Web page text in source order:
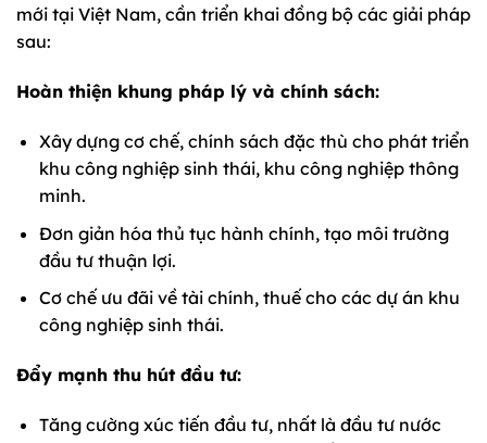
mới tại Việt Nam, cần triển khai đồng bộ các giải pháp
sau:
Hoàn thiện khung pháp lý và chính sách:
Xây dựng cơ chế, chính sách đặc thù cho phát triển
khu công nghiệp sinh thái, khu công nghiệp thông
minh.
Đơn giản hóa thủ tục hành chính, tạo môi trường
đầu tư thuận lợi.
Cơ chế ưu đãi về tài chính, thuế cho các dự án khu
công nghiệp sinh thái.
Đẩy mạnh thu hút đầu tư:
Tăng cường xúc tiến đầu tư, nhất là đầu tư nước